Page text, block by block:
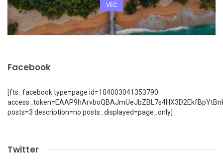
VEČ
Facebook
[fts_facebook type=page id=104003041353790
posts=3 description=no posts_displayed=page_only]
Twitter